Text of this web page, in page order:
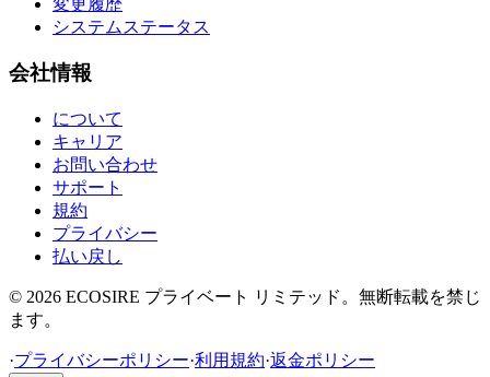
システムステータス
会社情報
について
キャリア
お問い合わせ
サポート
規約
プライバシー
払い戻し
© 2026 ECOSIRE プライベート リミテッド。無断転載を禁じ
ます。
·プライバシーポリシー·利用規約·返金ポリシー